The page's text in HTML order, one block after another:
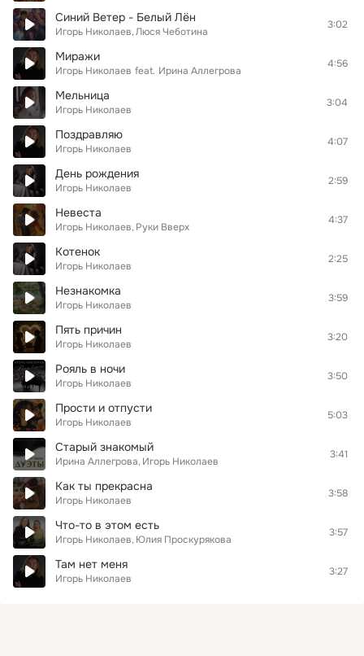
Синий Ветер - Белый Лён
Игорь Николаев Люся Чеботина
3:02
Миражи
Игорь Николаев feat. Ирина Аллегрова
4:56
Мельница
Игорь Николаев
3:04
Поздравляю
Игорь Николаев
4:07
День рождения
Игорь Николаев
2:59
Невеста
Игорь Николаев Руки Вверх
4:37
Котенок
Игорь Николаев
2:25
Незнакомка
Игорь Николаев
3:59
Пять причин
Игорь Николаев
3:20
Рояль в ночи
Игорь Николаев
3:50
Прости и отпусти
Игорь Николаев
5:03
Старый знакомый
Ирина Аллегрова Игорь Николаев
3:41
Как ты прекрасна
Игорь Николаев
3:58
Что-то в этом есть
Игорь Николаев Юлия Проскурякова
3:57
Там нет меня
Игорь Николаев
3:27